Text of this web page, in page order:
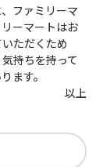
ファミリーマ
ーマートはお
ただくため
持ちを持って
ます。
以上